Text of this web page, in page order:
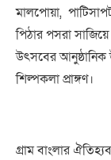
মালপোয়া,
পিঠারপসরাসাজিয়ে
উৎসবেরআনুষ্ঠানিক
শিল্পকলাপ্রাঙ্গণ।
গ্রামবাংলার